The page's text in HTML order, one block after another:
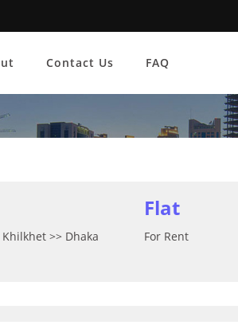
Contact Us FAQ
>> Dhaka
Flat
For Rent